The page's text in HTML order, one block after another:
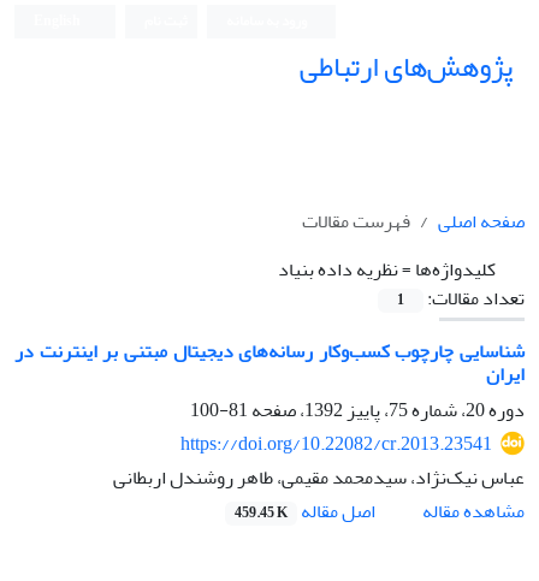
پژوهش‌های ارتباطی
صفحه اصلی
فهرست مقالات
کلیدواژه‌ها =نظریه داده‌ بنیاد
تعداد مقالات:
1
شناسایی چارچوب کسب‌وکار رسانه‌های دیجیتال مبتنی بر اینترنت در
ایران
دوره 20، شماره 75، پاییز 1392، صفحه
81-100
https://doi.org/10.22082/cr.2013.23541
عباس نیک‌نژاد، سیدمحمد مقیمی، طاهر روشندل اربطانی
مشاهده مقاله
اصل مقاله 459.45 K